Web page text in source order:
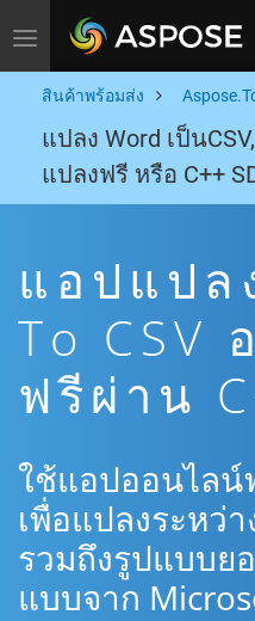
Toggle navigation
สินค้าพร้อมส่ง
แปลง Word เป็น
แปลงฟรี หรือ C++
แอปแปล
To CSV
ฟรีผ่าน
ใช้แอปออนไลน์
เพื่อแปลงระหว่า
รวมถึงรูปแบบย
แบบจาก